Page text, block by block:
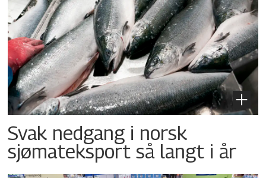
Svak nedgang i norsk
sjømateksport så langt i år